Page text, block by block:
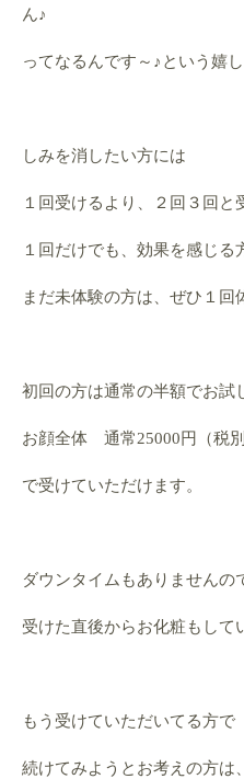
ん♪
ってなるんです～♪という嬉
しみを消したい方には
１回受けるより、２回３回
１回だけでも、効果を感じる
まだ未体験の方は、ぜひ１回
初回の方は通常の半額でお試
お顔全体 通常25000円（税
で受けていただけます。
ダウンタイムもありませんの
受けた直後からお化粧もして
もう受けていただいてる方で
続けてみようとお考えの方は